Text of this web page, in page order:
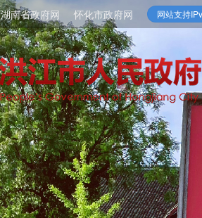
湖南省政府网 怀化市政府网 网站支持